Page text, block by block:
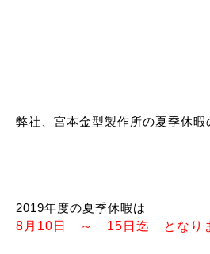
弊社、宮本金型製作所の夏季休暇
2019年度の夏季休暇は
8月10日 ～ 15日迄 となりま